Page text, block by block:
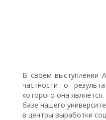
В своем выступлении
частности о
которого она
базе нашего
в центры выработки